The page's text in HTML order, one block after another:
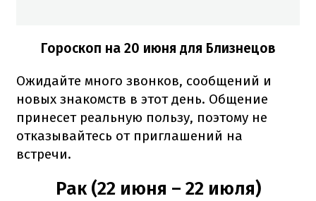
Гороскоп на 20 июня для Близнецов
Ожидайте много звонков, сообщений и
новых знакомств в этот день. Общение
принесет реальную пользу, поэтому не
отказывайтесь от приглашений на
встречи.
Рак (22 июня – 22 июля)